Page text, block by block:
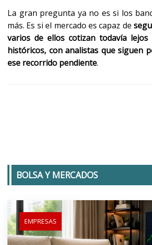
La gran pregunta ya no es si los
más. Es si el mercado es capaz de
varios de ellos cotizan todavía lejos
históricos, con analistas que siguen
ese recorrido pendiente.
BOLSA Y MERCADOS
EMPRESAS